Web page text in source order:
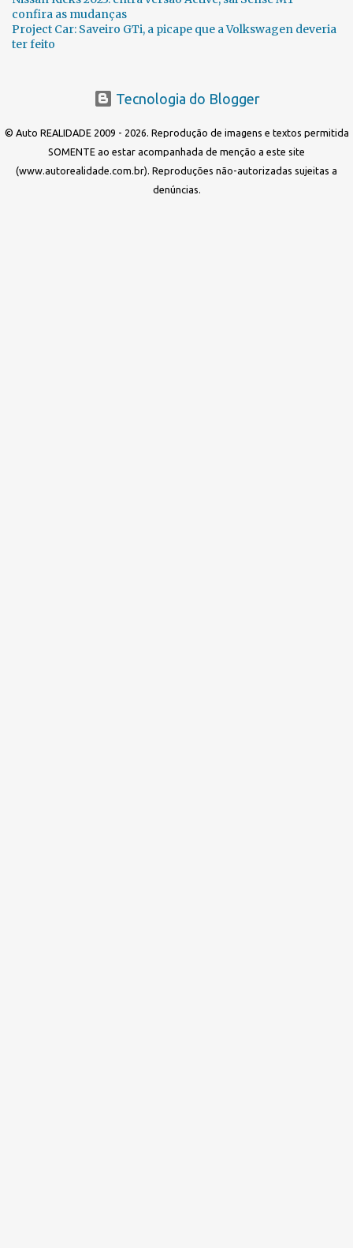
confira as mudanças
Project Car: Saveiro GTi, a picape que a Volkswagen deveria
ter feito
Tecnologia do Blogger
© Auto REALIDADE 2009 - 2026. Reprodução de imagens e textos permitida
SOMENTE ao estar acompanhada de menção a este site
(www.autorealidade.com.br). Reproduções não-autorizadas sujeitas a
denúncias.